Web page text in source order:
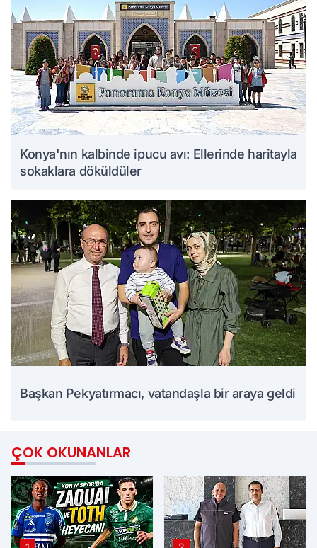
Konya'nın kalbinde ipucu avı: Ellerinde haritayla
sokaklara döküldüler
Başkan Pekyatırmacı, vatandaşla bir araya geldi
ÇOK OKUNANLAR